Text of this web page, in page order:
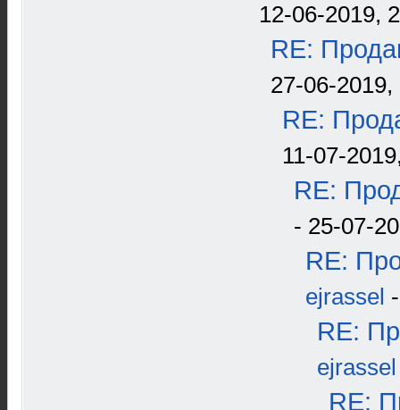
12-06-2019,
RE:
27-06-2019,
RE:
11-07-
RE:
- 25-07-
RE:
ejrassel
RE:
ejrassel
RE: